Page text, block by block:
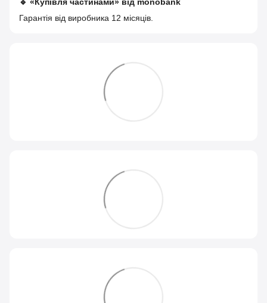
🔹 «Купівля частинами» від monobank
Гарантія від виробника 12 місяців.